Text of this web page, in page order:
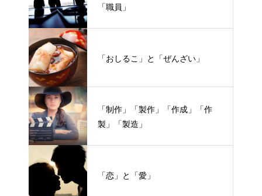
「職員」
「おしるこ」と「ぜんざい」
「制作」「製作」「作成」「作
製」「製造」
「恋」と「愛」